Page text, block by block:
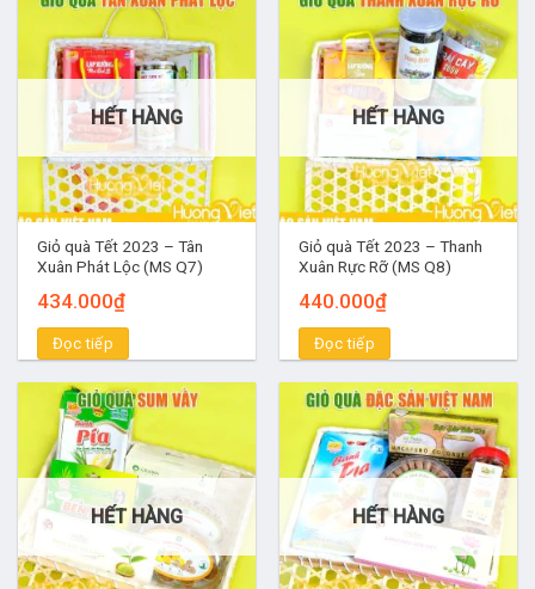
HẾT HÀNG
Giỏ quà Tết 2023 – Tân
Xuân Phát Lộc (MS Q7)
434.000₫
Đọc tiếp
HẾT HÀNG
Giỏ quà Tết 2023 – Thanh
Xuân Rực Rỡ (MS Q8)
440.000₫
Đọc tiếp
HẾT HÀNG HẾT HÀNG